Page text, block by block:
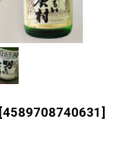
[4589708740631]